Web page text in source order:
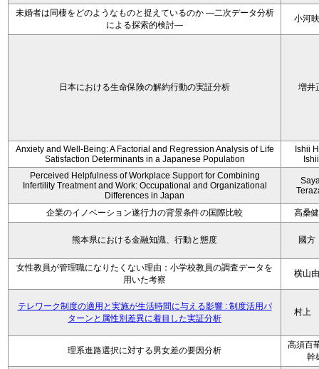
未婚者は同棲をどのようなものと捉えているのか —二次データ分析
による探索的検討—
小河
日本における生命保険の解約行動の実証分析 増井
Anxiety and Well-Being: A Factorial and Regression Analysis of Life
Satisfaction Determinants in a Japanese Population
Ishii
Perceived Helpfulness of Workplace Support for Combining
Infertility Treatment and Work: Occupational and Organizational
Differences in Japan
企業のイノベーション遂行力の背景条件の国際比較 高桑
熊本県における金融知識、行動と態度 國
女性教員が管理職になりたくない理由：小学校教員の調査データを
用いた考察
横山
テレワーク制度の適用と実施が生活時間に与える影響 : 制度活用パ
ターンと属性別差異に着目した実証分析
村上
理系進路選択に対する男女差の要因分析
高須百
幹